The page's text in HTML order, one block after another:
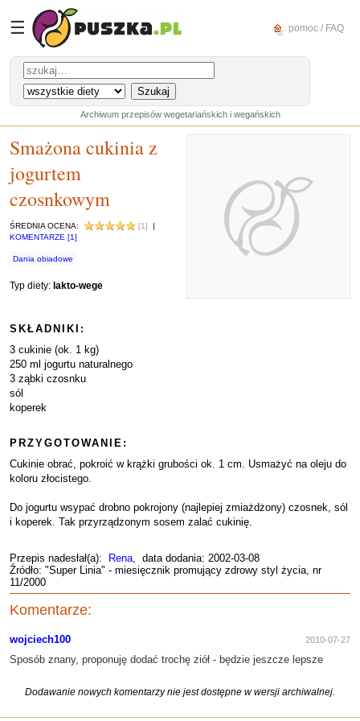
☰ pomoc / FAQ
Archiwum przepisów wegetariańskich i wegańskich
Smażona cukinia z
jogurtem
czosnkowym
ŚREDNIA OCENA: [1]
|
KOMENTARZE [1]
Dania obiadowe
Typ diety: lakto-wege
SKŁADNIKI:
3 cukinie (ok. 1 kg)
250 ml jogurtu naturalnego
3 ząbki czosnku
sól
koperek
PRZYGOTOWANIE:
Cukinie obrać, pokroić w krążki grubości ok. 1 cm. Usmażyć na oleju do
koloru złocistego.
Do jogurtu wsypać drobno pokrojony (najlepiej zmiażdżony) czosnek, sól
i koperek. Tak przyrządzonym sosem zalać cukinię.
Przepis nadesłał(a): Rena, data dodania: 2002-03-08
Źródło: "Super Linia" - miesięcznik promujący zdrowy styl życia, nr
11/2000
Komentarze:
wojciech100 2010-07-27
Sposób znany, proponuję dodać trochę ziół - będzie jeszcze lepsze
Dodawanie nowych komentarzy nie jest dostępne w wersji archiwalnej.